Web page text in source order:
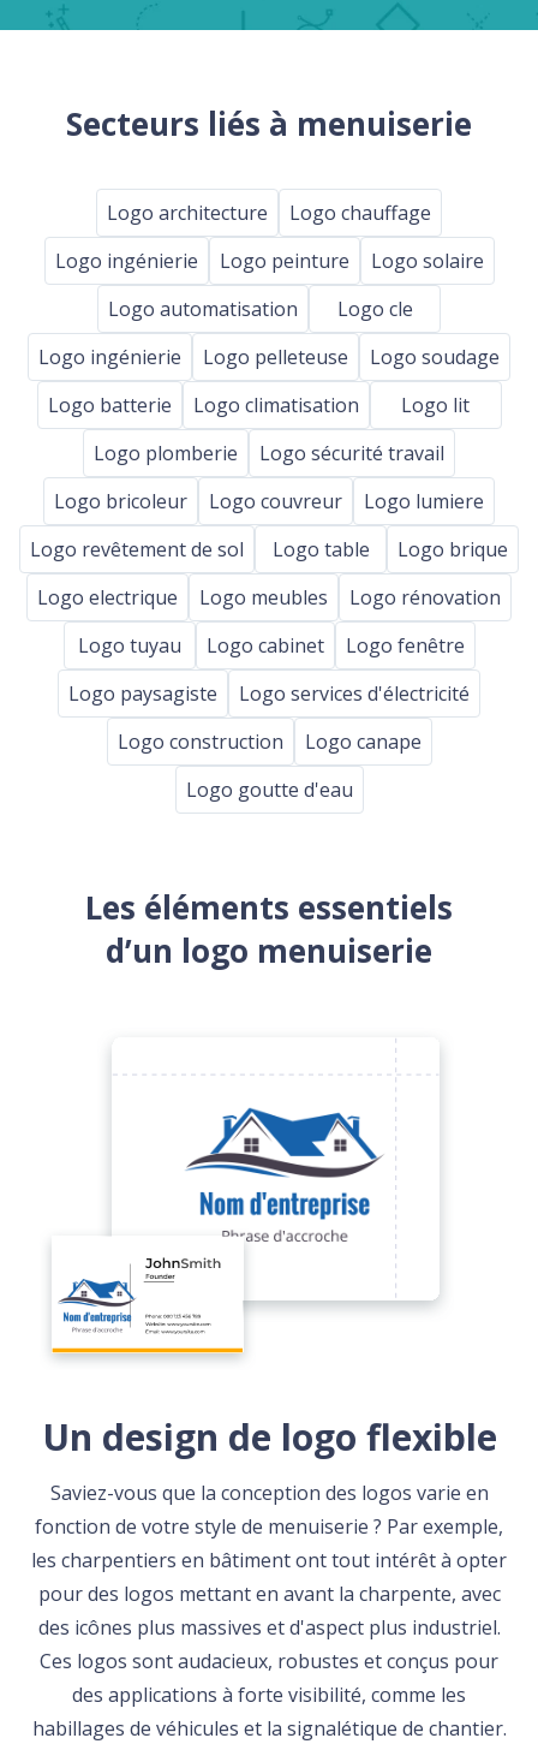
Secteurs liés à menuiserie
Logo architecture
Logo chauffage
Logo ingénierie
Logo peinture
Logo solaire
Logo automatisation
Logo cle
Logo ingénierie
Logo pelleteuse
Logo soudage
Logo batterie
Logo climatisation
Logo lit
Logo plomberie
Logo sécurité travail
Logo bricoleur
Logo couvreur
Logo lumiere
Logo revêtement de sol
Logo table
Logo brique
Logo electrique
Logo meubles
Logo rénovation
Logo tuyau
Logo cabinet
Logo fenêtre
Logo paysagiste
Logo services d'électricité
Logo construction
Logo canape
Logo goutte d'eau
Les éléments essentiels
d’un logo menuiserie
Un design de logo flexible
Saviez-vous que la conception des logos varie en
fonction de votre style de menuiserie ? Par exemple,
les charpentiers en bâtiment ont tout intérêt à opter
pour des logos mettant en avant la charpente, avec
des icônes plus massives et d'aspect plus industriel.
Ces logos sont audacieux, robustes et conçus pour
des applications à forte visibilité, comme les
habillages de véhicules et la signalétique de chantier.